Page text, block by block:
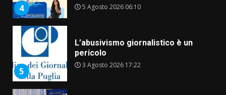
4 5 Agosto 2026 06:10
5
L’abusivismo giornalistico è un
pericolo
3 Agosto 2026 17:22